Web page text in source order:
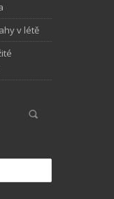
v létě